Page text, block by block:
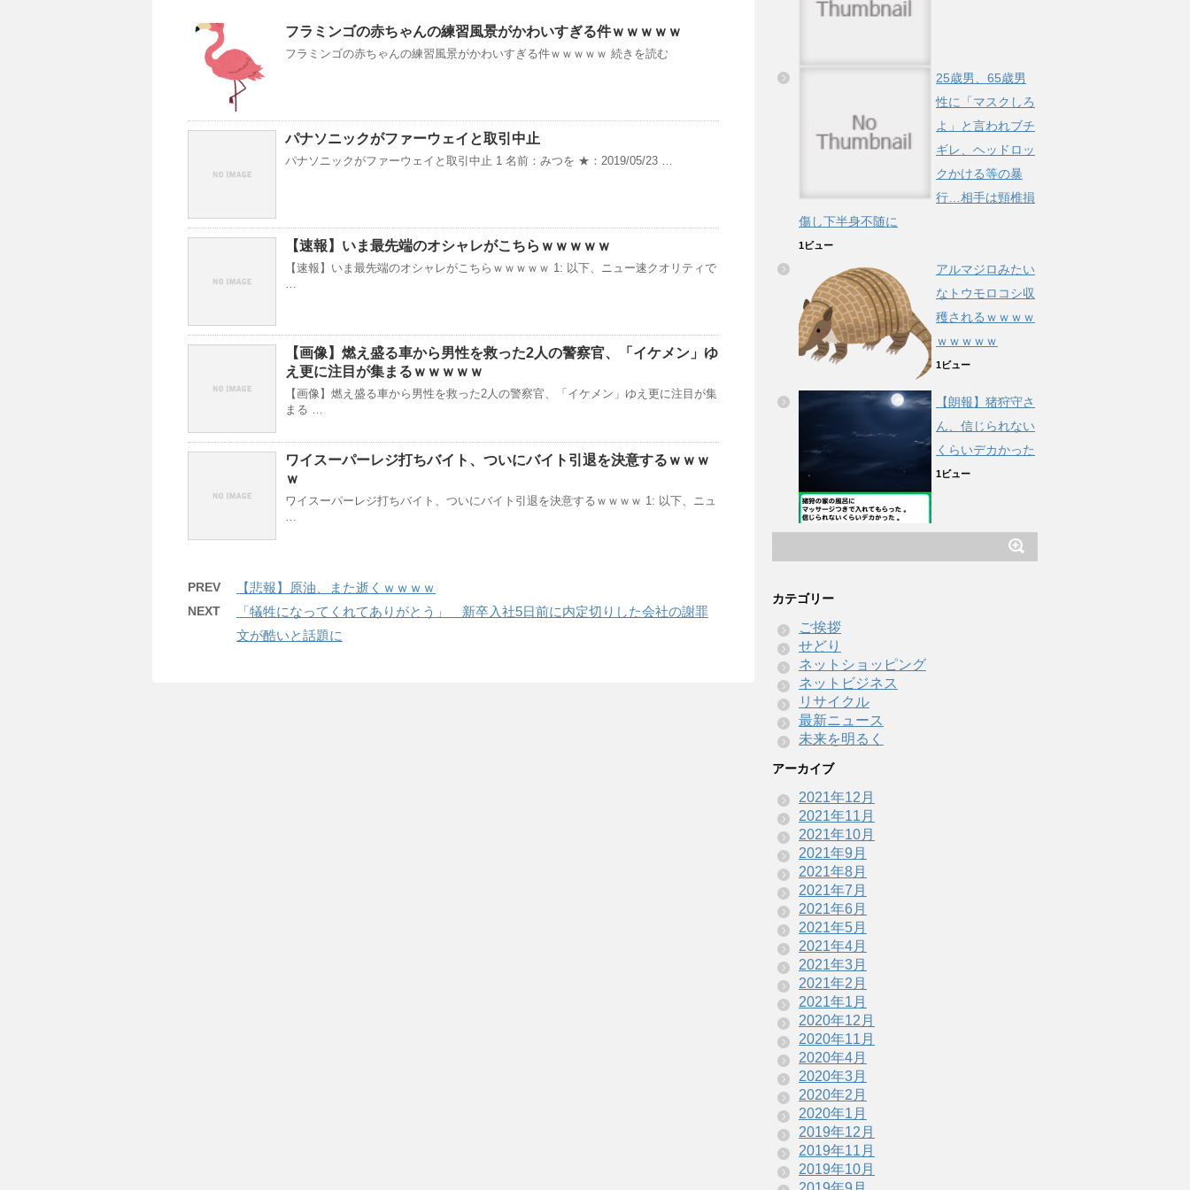
フラミンゴの赤ちゃんの練習風景がかわいすぎる件ｗｗｗｗｗ
フラミンゴの赤ちゃんの練習風景がかわいすぎる件ｗｗｗｗｗ 続きを読む
パナソニックがファーウェイと取引中止
パナソニックがファーウェイと取引中止 1 名前：みつを ★：2019/05/23 …
【速報】いま最先端のオシャレがこちらｗｗｗｗｗ
【速報】いま最先端のオシャレがこちらｗｗｗｗｗ 1: 以下、ニュー速クオリティで
…
【画像】燃え盛る車から男性を救った2人の警察官、「イケメン」ゆ
え更に注目が集まるｗｗｗｗｗ
【画像】燃え盛る車から男性を救った2人の警察官、「イケメン」ゆえ更に注目が集
まる …
ワイスーパーレジ打ちバイト、ついにバイト引退を決意するｗｗｗ
ｗ
ワイスーパーレジ打ちバイト、ついにバイト引退を決意するｗｗｗｗ 1: 以下、ニュ
…
PREV 【悲報】原油、また逝くｗｗｗｗ
NEXT
「犠牲になってくれてありがとう」 新卒入社5日前に内定切りした会社の謝罪
文が酷いと話題に
25歳男、65歳男
性に「マスクしろ
よ」と言われブチ
ギレ、ヘッドロッ
クかける等の暴
行…相手は頸椎損
傷し下半身不随に
1ビュー
アルマジロみたい
なトウモロコシ収
穫されるｗｗｗｗ
ｗｗｗｗｗ
1ビュー
【朗報】猪狩守さ
ん、信じられない
くらいデカかった
1ビュー
カテゴリー
ご挨拶
せどり
ネットショッピング
ネットビジネス
リサイクル
最新ニュース
未来を明るく
アーカイブ
2021年12月
2021年11月
2021年10月
2021年9月
2021年8月
2021年7月
2021年6月
2021年5月
2021年4月
2021年3月
2021年2月
2021年1月
2020年12月
2020年11月
2020年4月
2020年3月
2020年2月
2020年1月
2019年12月
2019年11月
2019年10月